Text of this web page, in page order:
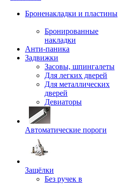
Броненакладки и пластины
Бронированные
накладки
Анти-паника
Задвижки
Засовы, шпингалеты
Для легких дверей
Для металлических
дверей
Девиаторы
Автоматические пороги
Защёлки
Без ручек в